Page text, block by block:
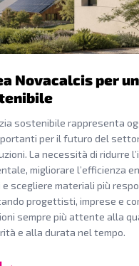
Novacalcis per
sostenibile rappresenta
per il futuro del
La necessità di ridurre
migliorare l’efficienza
e scegliere materiali più
progettisti, imprese e
sempre più attente alla
e alla durata nel tempo.
→